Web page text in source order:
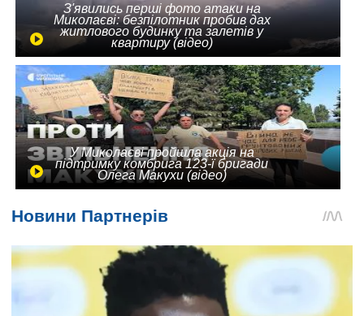
З'явились перші фото атаки на
Миколаєві: безпілотник пробив дах
житлового будинку та залетів у
квартиру (відео)
У Миколаєві пройшла акція на
підтримку комбрига 123-ї бригади
Олега Макухи (відео)